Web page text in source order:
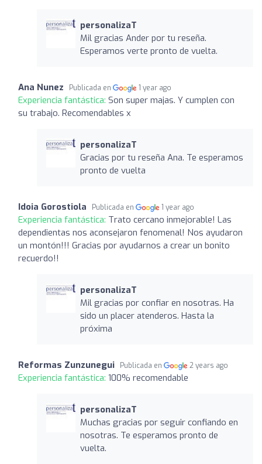
personalizaT
Mil gracias Ander por tu reseña.
Esperamos verte pronto de vuelta.
Ana Nunez Publicada en 1 year ago
Experiencia fantástica: Son super majas. Y cumplen con
su trabajo. Recomendables x
personalizaT
Gracias por tu reseña Ana. Te esperamos
pronto de vuelta
Idoia Gorostiola Publicada en 1 year ago
Experiencia fantástica: Trato cercano inmejorable! Las
dependientas nos aconsejaron fenomenal! Nos ayudaron
un montón!!! Gracias por ayudarnos a crear un bonito
recuerdo!!
personalizaT
Mil gracias por confiar en nosotras. Ha
sido un placer atenderos. Hasta la
próxima
Reformas Zunzunegui Publicada en 2 years ago
Experiencia fantástica: 100% recomendable
personalizaT
Muchas gracias por seguir confiando en
nosotras. Te esperamos pronto de
vuelta.